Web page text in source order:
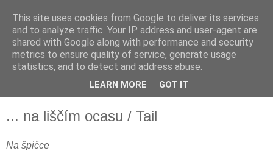
... na liščím ocasu / Tail
Na špičce
This site uses cookies from Google to deliver its services
and to analyze traffic. Your IP address and user-agent are
shared with Google along with performance and security
metrics to ensure quality of service, generate usage
statistics, and to detect and address abuse.
LEARN MORE GOT IT